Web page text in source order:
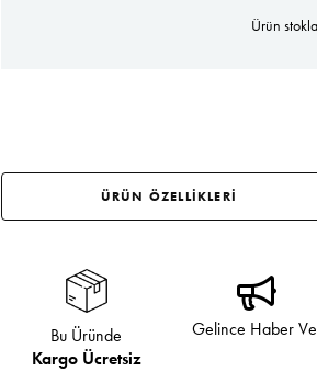
Ürün
ÜRÜN ÖZELLİKLERİ
Bu Üründe
Kargo Ücretsiz
Gelince Haber